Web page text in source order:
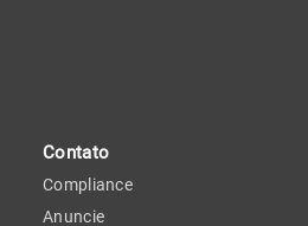
Contato
Compliance
Anuncie